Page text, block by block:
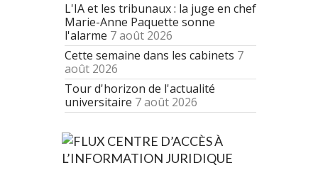
L'IA et les tribunaux : la juge en chef
Marie-Anne Paquette sonne
l'alarme 7 août 2026
Cette semaine dans les cabinets 7
août 2026
Tour d'horizon de l'actualité
universitaire 7 août 2026
CENTRE D’ACCÈS À
L’INFORMATION JURIDIQUE